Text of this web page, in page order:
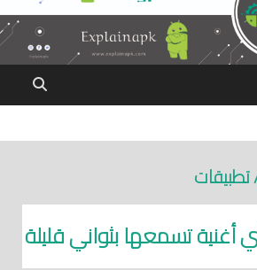
تطبيقات
تسمعها بثواني قليلة